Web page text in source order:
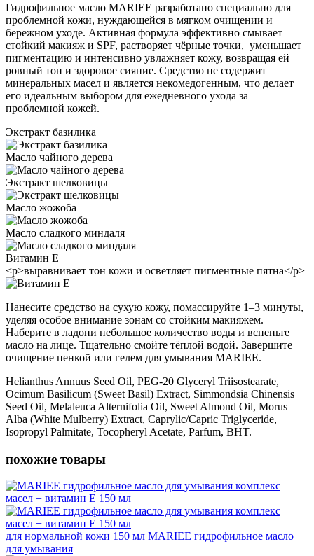
Гидрофильное масло MARIEE разработано специально для
проблемной кожи, нуждающейся в мягком очищении и
бережном уходе. Активная формула эффективно смывает
стойкий макияж и SPF, растворяет чёрные точки, уменьшает
пигментацию и интенсивно увлажняет кожу, возвращая ей
ровный тон и здоровое сияние. Средство не содержит
минеральных масел и является некомедогенным, что делает
его идеальным выбором для ежедневного ухода за
проблемной кожей.
Экстракт базилика
Масло чайного дерева
Экстракт шелковицы
Масло жожоба
Масло сладкого миндаля
Витамин Е
<p>выравнивает тон кожи и осветляет пигментные пятна</p>
Нанесите средство на сухую кожу, помассируйте 1–3 минуты,
уделяя особое внимание зонам со стойким макияжем.
Наберите в ладони небольшое количество воды и вспеньте
масло на лице. Тщательно смойте тёплой водой. Завершите
очищение пенкой или гелем для умывания MARIEE.
Helianthus Annuus Seed Oil, PEG-20 Glyceryl Triisostearate,
Ocimum Basilicum (Sweet Basil) Extract, Simmondsia Chinensis
Seed Oil, Melaleuca Alternifolia Oil, Sweet Almond Oil, Morus
Alba (White Mulberry) Extract, Caprylic/Capric Triglyceride,
Isopropyl Palmitate, Tocopheryl Acetate, Parfum, BHT.
похожие товары
для нормальной кожи 150 мл MARIEE гидрофильное масло
для умывания